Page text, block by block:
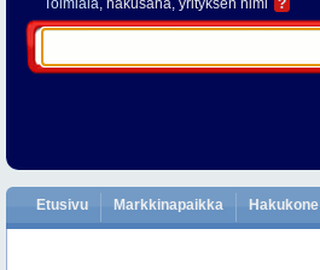
Toimiala, hakusana, yrityksen nimi ?
Etusivu Markkinapaikka Hakukone